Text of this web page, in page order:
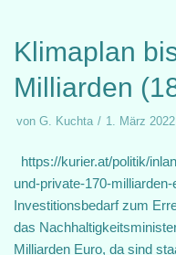
Klimaplan
Milliarden
von G. Kuchta 1. März 2022
https://kurier.at/politik/
und-private-170-
Investitionsbedarf zum
das
Milliarden Euro, da sind